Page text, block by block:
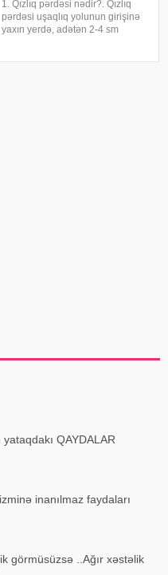
1. Qızlıq pərdəsi nədir?. Qızlıq
pərdəsi uşaqlıq yolunun girişinə
yaxın yerdə, adətən 2-4 sm
QAYDALAR
inanılmaz faydaları
görmüsüzsə ..Ağır xəstəlik